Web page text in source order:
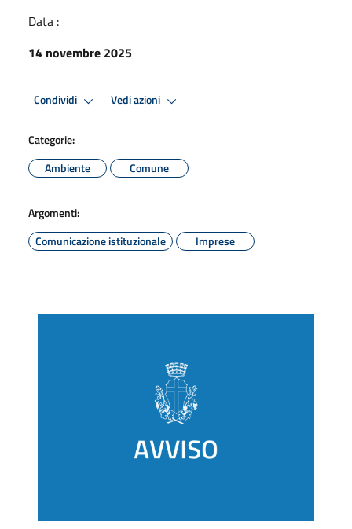
Data :
14 novembre 2025
Condividi Vedi azioni
Categorie:
Ambiente
Comune
Argomenti:
Comunicazione istituzionale
Imprese